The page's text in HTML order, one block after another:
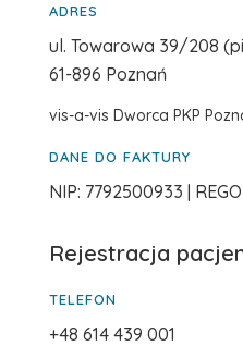
ADRES
ul. Towarowa 39/208
61-896 Poznań
vis-a-vis Dworca PKP
DANE DO FAKTURY
NIP: 7792500933 |
Rejestracja
TELEFON
+48 614 439 001